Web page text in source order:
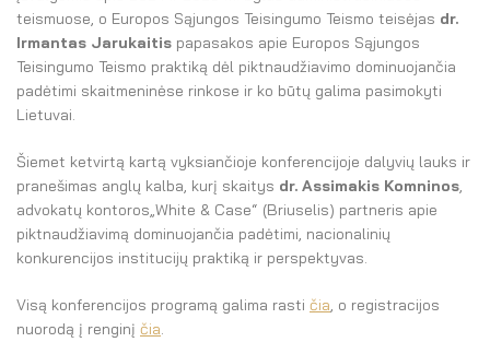
teismuose, o Europos Sąjungos Teisingumo Teismo teisėjas dr.
Irmantas Jarukaitis papasakos apie Europos Sąjungos
Teisingumo Teismo praktiką dėl piktnaudžiavimo dominuojančia
padėtimi skaitmeninėse rinkose ir ko būtų galima pasimokyti
Lietuvai.
Šiemet ketvirtą kartą vyksiančioje konferencijoje dalyvių lauks ir
pranešimas anglų kalba, kurį skaitys dr. Assimakis Komninos,
advokatų kontoros„White & Case“ (Briuselis) partneris apie
piktnaudžiavimą dominuojančia padėtimi, nacionalinių
konkurencijos institucijų praktiką ir perspektyvas.
Visą konferencijos programą galima rasti čia, o registracijos
nuorodą į renginį čia.